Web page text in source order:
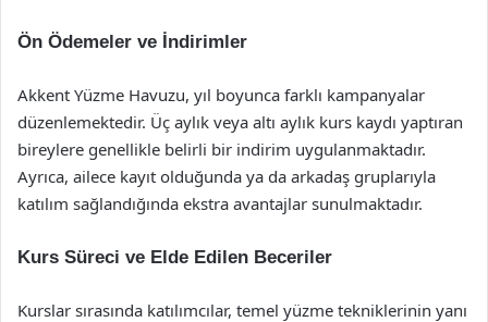
Ön Ödemeler ve İndirimler
Akkent Yüzme Havuzu, yıl boyunca farklı kampanyalar
düzenlemektedir. Üç aylık veya altı aylık kurs kaydı yaptıran
bireylere genellikle belirli bir indirim uygulanmaktadır.
Ayrıca, ailece kayıt olduğunda ya da arkadaş gruplarıyla
katılım sağlandığında ekstra avantajlar sunulmaktadır.
Kurs Süreci ve Elde Edilen Beceriler
Kurslar sırasında katılımcılar, temel yüzme tekniklerinin yanı